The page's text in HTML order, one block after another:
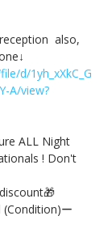
also,
d/1yh_xXkC_G
A/view?
ALL Night
! Don't
ー